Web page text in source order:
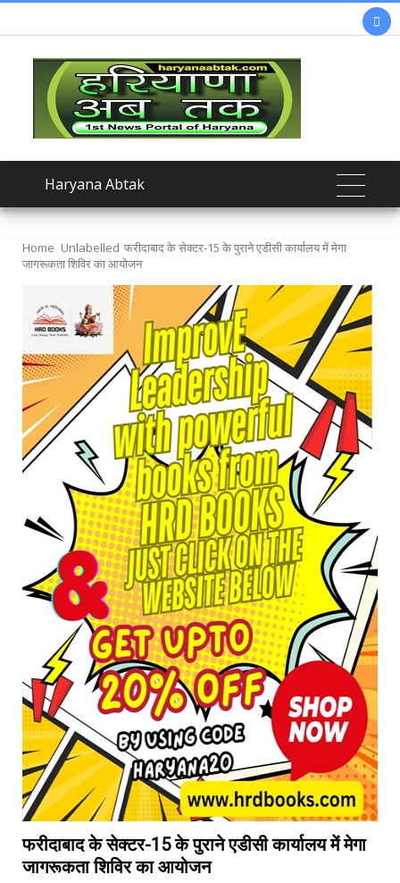

Haryana Abtak
Home Unlabelled फरीदाबाद के सेक्टर-15 के पुराने एडीसी कार्यालय में मेगा
जागरूकता शिविर का आयोजन
फरीदाबाद के सेक्टर-15 के पुराने एडीसी कार्यालय में मेगा
जागरूकता शिविर का आयोजन